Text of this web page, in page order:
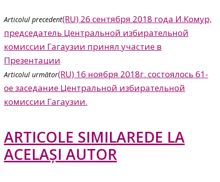
Articolul precedent(RU) 26 сентября 2018 года И.Комур,
председатель Центральной избирательной
комиссии Гагаузии принял участие в
Презентации
Articolul următor(RU) 16 ноября 2018г. состоялось 61-
ое заседание Центральной избирательной
комиссии Гагаузии.
ARTICOLE SIMILAREDE LA
ACELAȘI AUTOR